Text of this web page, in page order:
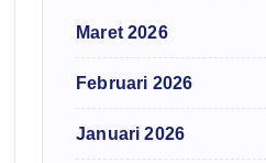
Maret 2026
Februari 2026
Januari 2026